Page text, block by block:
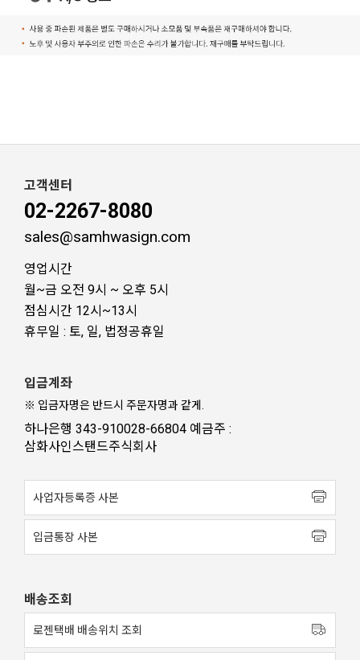
고객센터
02-2267-8080
sales@samhwasign.com
영업시간
월~금 오전 9시 ~ 오후 5시
점심시간 12시~13시
휴무일 : 토, 일, 법정공휴일
입금계좌
※ 입금자명은 반드시 주문자명과 같게.
하나은행 343-910028-66804 예금주 :
삼화사인스탠드주식회사
사업자등록증 사본
입금통장 사본
배송조회
로젠택배 배송위치 조회